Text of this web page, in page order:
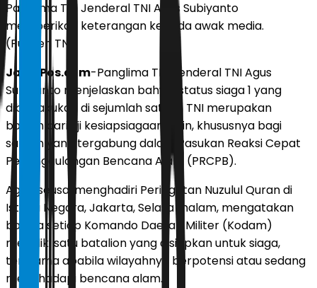
Panglima TNI Jenderal TNI Agus Subiyanto
memberikan keterangan kepada awak media.
(Puspen TNI)
JawaPos.com-Panglima TNI Jenderal TNI Agus
Subiyanto menjelaskan bahwa status siaga 1 yang
diberlakukan di sejumlah satuan TNI merupakan
bagian dari uji kesiapsiagaan rutin, khususnya bagi
satuan yang tergabung dalam Pasukan Reaksi Cepat
Penanggulangan Bencana Alam (PRCPB).
Agus, seusai menghadiri Peringatan Nuzulul Quran di
Istana Negara, Jakarta, Selasa malam, mengatakan
bahwa setiap Komando Daerah Militer (Kodam)
memiliki satu batalion yang disiapkan untuk siaga,
terutama apabila wilayahnya berpotensi atau sedang
menghadapi bencana alam.